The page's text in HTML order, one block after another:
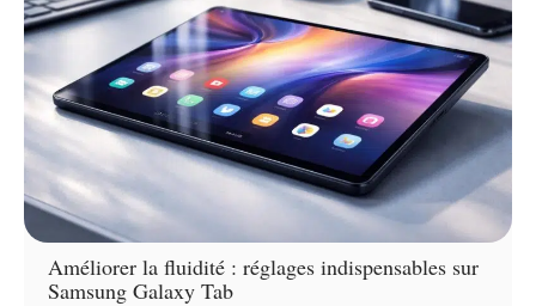
Améliorer la fluidité : réglages indispensables sur
Samsung Galaxy Tab